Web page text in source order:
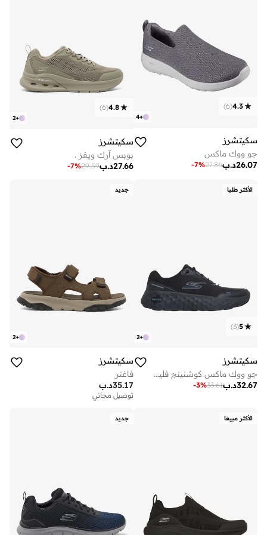
+
4
4.3
(
6
)
سكيتشرز
جو ووك ماكس
د.ب26.07
27.86
-7%
+
2
4.8
(
6
)
سكيتشرز
بوبس آرك ويفز .
د.ب27.66
29.59
-7%
الأكثر طلبا
+
2
5
(
3
)
سكيتشرز
جو ووك ماكس كوشنينج فليكس
د.ب32.67
33.61
-3%
جديد
+
2
سكيتشرز
فاغنر
د.ب35.17
توصيل مجاني
الأكثر مبيعا جديد